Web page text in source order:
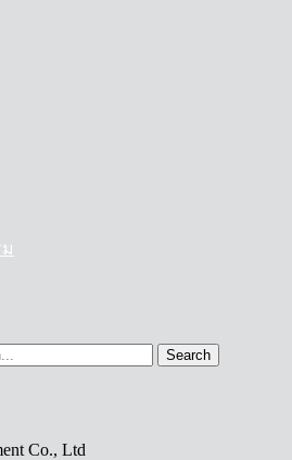
Search
Co., Ltd